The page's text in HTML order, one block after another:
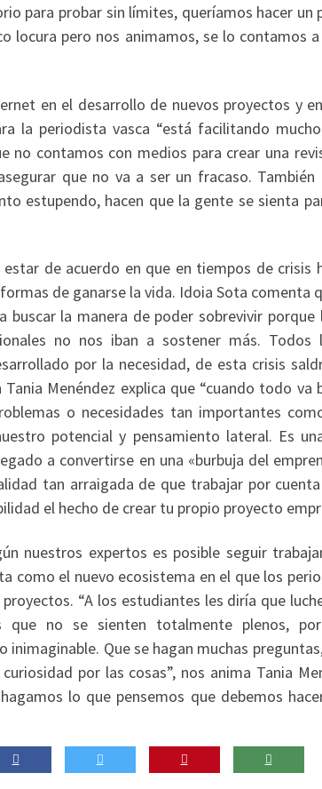
para probar sin límites, queríamos hacer un
locura pero nos animamos, se lo contamos
en el desarrollo de nuevos proyectos y
la periodista vasca “está facilitando
no contamos con medios para crear una
que no va a ser un fracaso. También
estupendo, hacen que la gente se sienta
de acuerdo en que en tiempos de crisis
de ganarse la vida. Idoia Sota comenta
buscar la manera de poder sobrevivir porque
no nos iban a sostener más. Todos
por la necesidad, de esta crisis
Menéndez explica que “cuando todo
o necesidades tan importantes
potencial y pensamiento lateral. Es
a convertirse en una «burbuja del
tan arraigada de que trabajar por
el hecho de crear tu propio proyecto
nuestros expertos es posible seguir
como el nuevo ecosistema en el que los
“A los estudiantes les diría que
que no se sienten totalmente plenos,
inimaginable. Que se hagan muchas
por las cosas”, nos anima Tania
lo que pensemos que debemos